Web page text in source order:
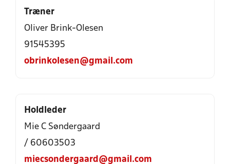
Træner
Oliver Brink-Olesen
91545395
obrinkolesen@gmail.com
Holdleder
Mie C Søndergaard
/ 60603503
miecsondergaard@gmail.com